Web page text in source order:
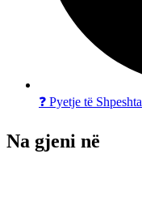
❓ Pyetje të Shpeshta
Na gjeni në